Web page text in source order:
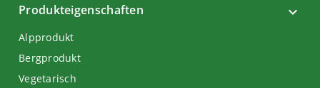
Produkteigenschaften
Alpprodukt
Bergprodukt
Vegetarisch